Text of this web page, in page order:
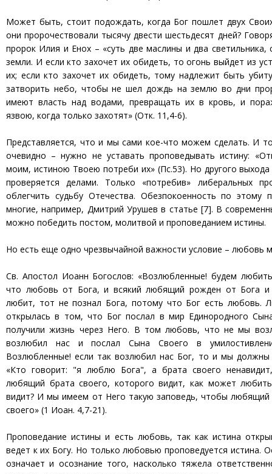
Может быть, стоит подождать, когда Бог пошлет двух
они пророчествовали тысячу двести шестьдесят дней?
пророк Илия и Енох – «суть две маслины и два
земли. И если кто захочет их обидеть, то огонь выйдет из
их; если кто захочет их обидеть, тому надлежит быть
затворить небо, чтобы не шел дождь на землю во дни
имеют власть над водами, превращать их в кровь, и
язвою, когда только захотят» (Отк. 11,4-6).
Представляется, что и мы сами кое-что можем сделать. И
очевидно – нужно не уставать проповедывать истину:
моим, истиною Твоею потреби их» (Пс.53). Но другого
проверяется делами. Только «потребив» либеральных
облегчить судьбу Отечества. Обезпокоенность по этому
многие, например, Дмитрий Урушев в статье [7]. В
можно победить постом, молитвой и проповеданием истины.
Но есть еще одно чрезвычайной важности условие – любовь
Св. Апостол Иоанн Богослов: «Возлюбленные! будем
что любовь от Бога, и всякий любящий рожден от Бога и
любит, тот не познал Бога, потому что Бог есть любовь.
открылась в том, что Бог послал в мир Единородного
получили жизнь через Него. В том любовь, что не мы
возлюбил нас и послал Сына Своего в
Возлюбленные! если так возлюбил нас Бог, то и мы должны
«Кто говорит: "я люблю Бога", а брата своего
любящий брата своего, которого видит, как может
видит? И мы имеем от Него такую заповедь, чтобы
своего» (1 Иоан. 4,7-21).
Проповедание истины и есть любовь, так как истина
ведет к их Богу. Но только любовью проповедуется истина.
означает и осознание того, насколько тяжела